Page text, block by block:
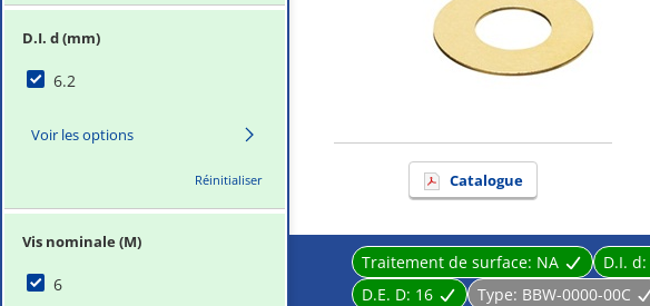
D.I. d (mm)
6.2
Voir les options
Réinitialiser
Vis nominale (M)
6
Catalogue
Traitement de surface: NA D.I. d:
D.E. D: 16 Type: BBW-0000-00C